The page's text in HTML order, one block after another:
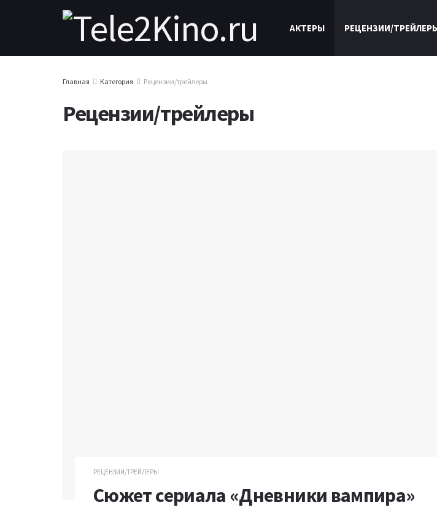
АКТЕРЫ РЕЦЕНЗИИ/
Главная Категория Рецензии/трейлеры
Рецензии/трейлеры
РЕЦЕНЗИИ/ТРЕЙЛЕРЫ
Сюжет сериала «Дневники вампира»